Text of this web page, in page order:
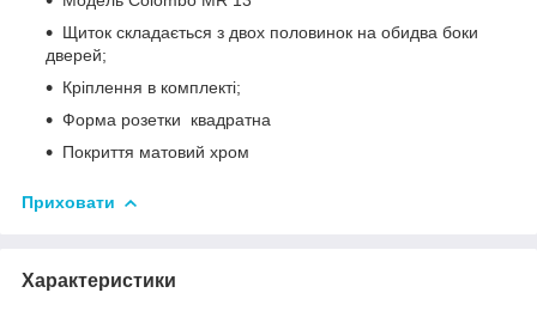
Щиток складається з двох половинок на обидва боки
дверей;
Кріплення в комплекті;
Форма розетки квадратна
Покриття матовий хром
Приховати
Характеристики